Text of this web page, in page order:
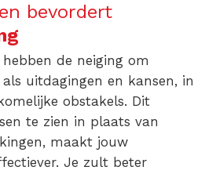
bevordert
hebben de neiging om
uitdagingen en kansen, in
obstakels. Dit
te zien in plaats van
maakt jouw
Je zult beter